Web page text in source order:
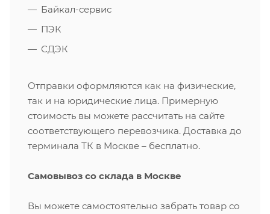
Байкал-сервис
ПЭК
СДЭК
Отправки оформляются как на физические,
так и на юридические лица. Примерную
стоимость вы можете рассчитать на сайте
соответствующего перевозчика. Доставка до
терминала ТК в Москве – бесплатно.
Самовывоз со склада в Москве
Вы можете самостоятельно забрать товар со